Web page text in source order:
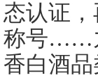
态认证
称号……
香白酒